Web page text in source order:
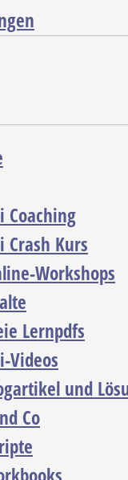
Coaching
Crash Kurs
Workshops
Lernpdfs
Videos
und
Co